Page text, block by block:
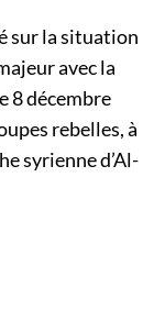
sur la situation
avec la
8 décembre
rebelles, à
syrienne d’Al-